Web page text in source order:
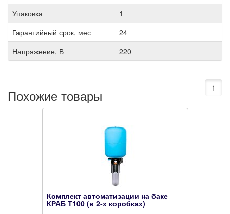
Упаковка
1
Гарантийный срок, мес
24
Напряжение, В
220
Похожие товары 1
Комплект автоматизации на баке
КРАБ Т100 (в 2-х коробках)